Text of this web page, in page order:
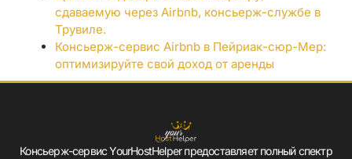
сдаваемую через Airbnb, консьерж-службе в
Трувиле.
Консьерж-сервис Airbnb в Пейриак-сюр-Мер:
оптимизируйте свой доход от аренды
Консьерж-сервис YourHostHelper предоставляет полный спектр